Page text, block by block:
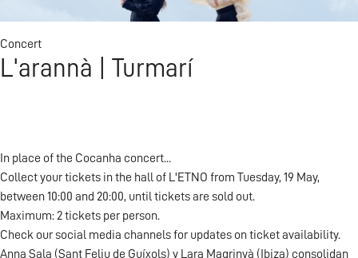
Concert
L'arannà | Turmarí
In place of the Cocanha concert...
Collect your tickets in the hall of L'ETNO from Tuesday, 19 May,
between 10:00 and 20:00, until tickets are sold out.
Maximum: 2 tickets per person.
Check our social media channels for updates on ticket availability.
Anna Sala (Sant Feliu de Guíxols) y Lara Magrinyà (Ibiza) consolidan